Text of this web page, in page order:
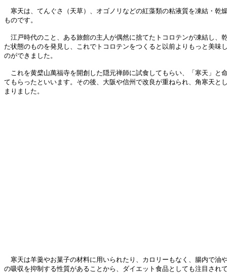
寒天は、てんぐさ（天草）、オゴノリなどの紅藻類の粘液質を凍結・乾
ものです。
江戸時代のこと、ある旅館の主人が偶然に捨てたトコロテンが凍結し、
た状態のものを発見し、これでトコロテンをつくると以前よりもっと美味
のができました。
これを黄檗山萬福寺を開創した隠元禅師に試食してもらい、「寒天」と
てもらったといいます。その後、大阪や信州で改良が重ねられ、角寒天と
まりました。
寒天は羊羹やお菓子の材料に用いられたり、カロリーもなく、腸内で油
の吸収を抑制する性質があることから、ダイエット食品としても注目され